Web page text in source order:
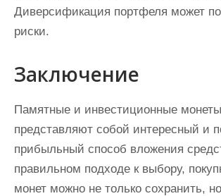
Диверсификация портфеля может
риски.
Заключение
Памятные и инвестиционные монеты
представляют собой интересный и
прибыльный способ вложения
правильном подходе к выбору,
монет можно не только сохранить,